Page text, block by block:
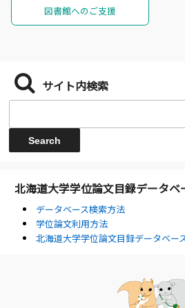
図書館へのご支援
サイト内検索
北海道大学学位論文目録データベ
データベース検索方法
学位論文利用方法
北海道大学学位論文目録データベー